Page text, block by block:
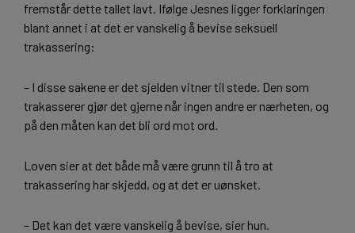
fremstår dette tallet lavt. Ifølge Jesnes ligger forklaringen
blant annet i at det er vanskelig å bevise seksuell
trakassering:
– I disse sakene er det sjelden vitner til stede. Den som
trakasserer gjør det gjerne når ingen andre er nærheten, og
på den måten kan det bli ord mot ord.
Loven sier at det både må være grunn til å tro at
trakassering har skjedd, og at det er uønsket.
– Det kan det være vanskelig å bevise, sier hun.